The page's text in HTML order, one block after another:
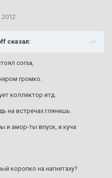
2012
сказал:
corsa,
громко.
коллектор итд.
на встречах глянешь.
и амор-ты впуск, и куча
коропко на нагнетаху?